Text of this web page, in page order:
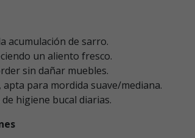
acumulación de sarro.
un aliento fresco.
sin dañar muebles.
para mordida suave/mediana.
higiene bucal diarias.